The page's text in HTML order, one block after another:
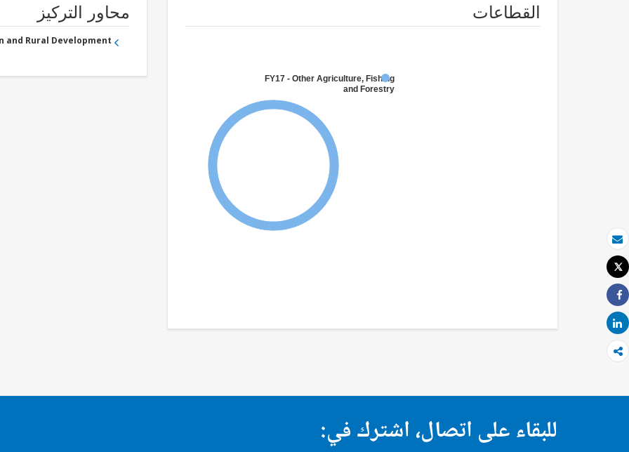
بريد الكتروني
طباعة
Tweet
Share
Share
القطاعات
FY17 - Other Agriculture, Fishing
and Forestry
محاور التركيز
and Rural Development
للبقاء على اتصال، اشترك في: